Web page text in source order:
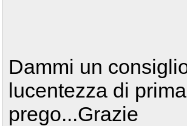
Dammi un
lucentezza di
prego...Grazie